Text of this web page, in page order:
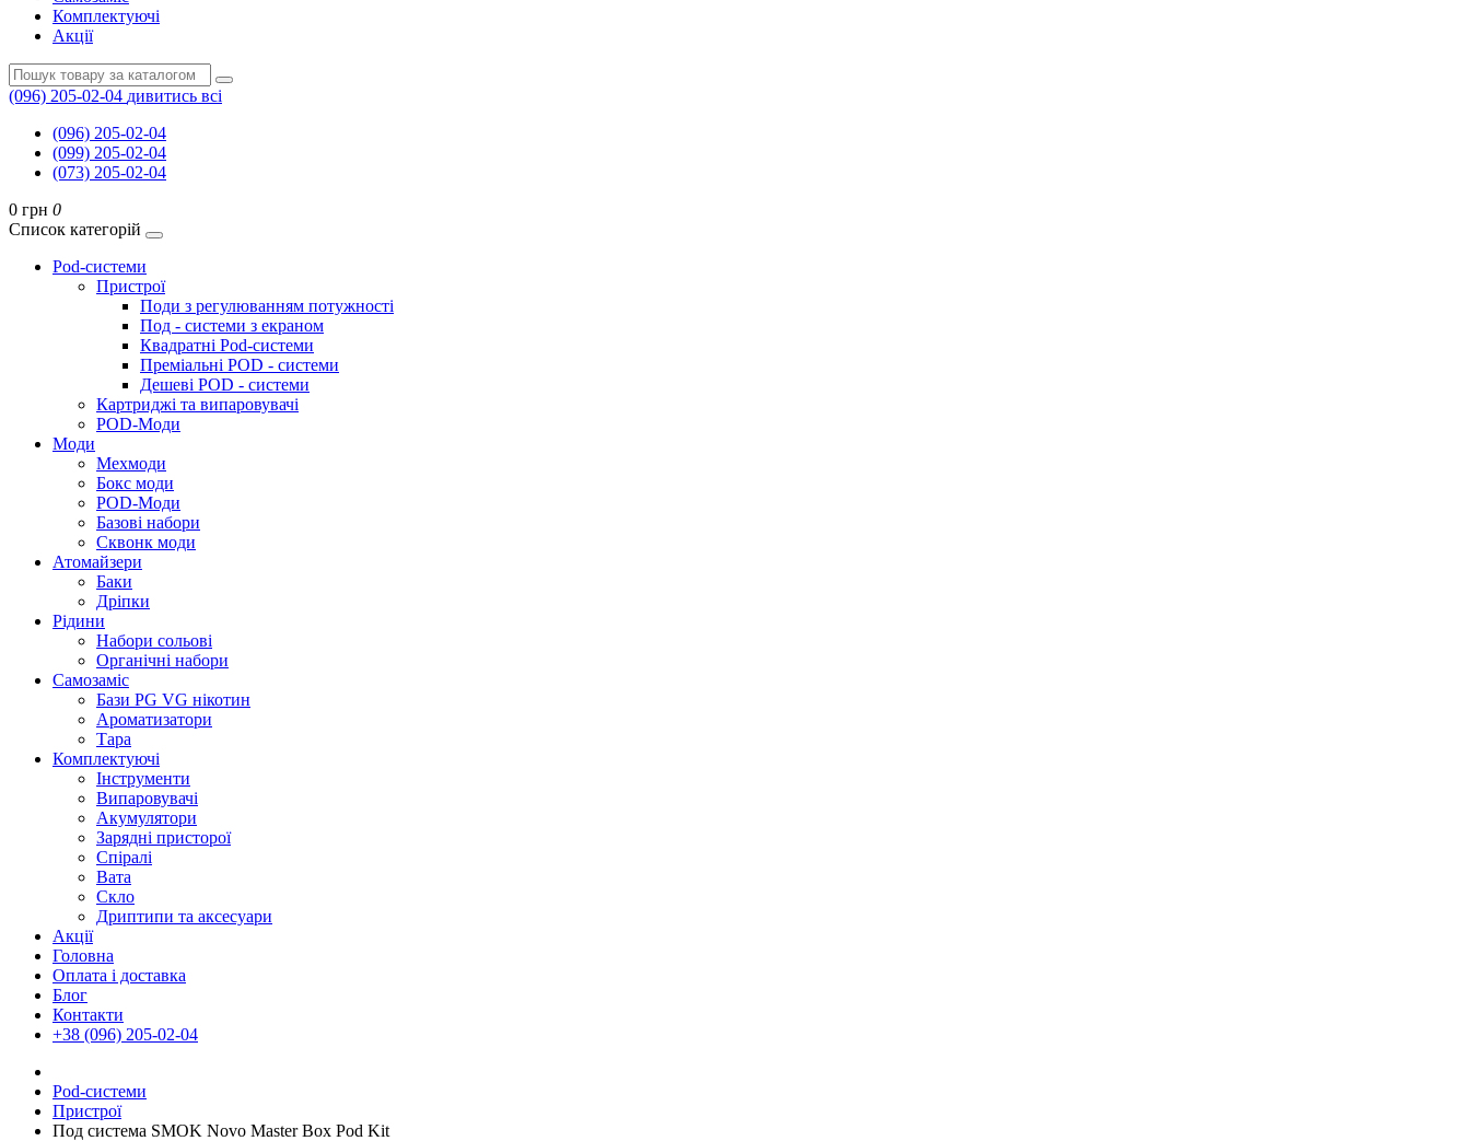
Комплектуючі
Акції
(096) 205-02-04 дивитись всі
(096) 205-02-04
(099) 205-02-04
(073) 205-02-04
0 грн 0
Список категорій
Pod-системи
Пристрої
Поди з регулюванням потужності
Под - системи з екраном
Квадратні Pod-системи
Преміальні POD - системи
Дешеві POD - системи
Картриджі та випаровувачі
POD-Моди
Моди
Мехмоди
Бокс моди
POD-Моди
Базові набори
Сквонк моди
Атомайзери
Баки
Дріпки
Рідини
Набори сольові
Органічні набори
Самозаміс
Бази PG VG нікотин
Ароматизатори
Тара
Комплектуючі
Інструменти
Випаровувачі
Акумулятори
Зарядні присторої
Спіралі
Вата
Скло
Дриптипи та аксесуари
Акції
Головна
Оплата і доставка
Блог
Контакти
+38 (096) 205-02-04
Pod-системи
Пристрої
Под система SMOK Novo Master Box Pod Kit